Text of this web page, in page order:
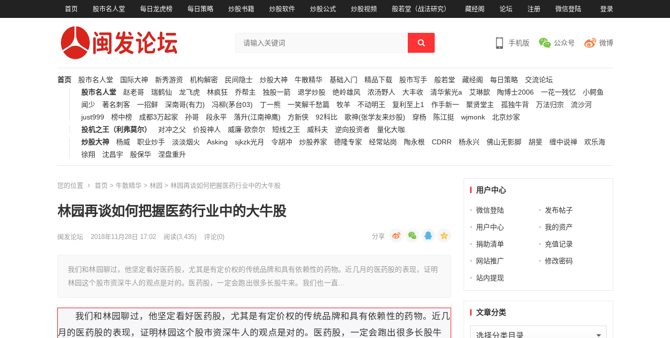
首页 股市名人堂 每日龙虎榜 每日策略 炒股书籍 炒股软件 炒股公式 炒股视频 般若堂（战法研究） 藏经阁 论坛 注册 微信登陆 登录
手机版 公众号 微博
首页 股市名人堂 国际大神 新秀游资 机构解密 民间隐士 炒股大神 牛散精华 基础入门 精品下载 股市写手 般若堂 藏经阁 每日策略
交流论坛
股市名人堂
赵老哥 瑞鹤仙 龙飞虎 林疯狂 乔帮主 独股一箭 退学炒股 绝岭雄风 浓汤野人 大丰收 清华紫光a 艾琳歆 陶博士2006 一花一残忆
小鳄鱼
闻少
著名刺客 一招鲜 深南哥(有力) 冯柳(茅台03) 丁一熊 一笑解千愁篇 牧羊 不动明王 复利至上1 作手新一 聚贤堂主 孤独牛背 万法归宗
流沙河
just999
榜中榜 成都3万起家 孙哥 段永平 落升(江南神鹰) 方新侠 92科比 歌神(张学友来炒股) 穿杨 陈江挺 wjmonk
北京炒家
投机之王（利弗莫尔）
对冲之父 价投神人 威廉·欧奈尔 短线之王 威科夫 逆向投资者
量化大咖
炒股大神
杨威 职业炒手 淡淡烟火 Asking sjkzk光月 令胡冲 炒股养家 德隆专家 经常站岗 陶永根 CDRR 杨永兴 佛山无影脚 胡斐 缠中说禅
欢乐海
徐翔
沈昌宇 殷保华 涅盘重升
您的位置 首页 > 牛散精华> 林园 > 林园再谈如何把握医药行业中的大牛股
林园再谈如何把握医药行业中的大牛股
闽发论坛 2018年11月28日 17:02 阅读(3,435) 评论(0)
我们和林园聊过，他坚定看好医药股，尤其是有定价权的传统品牌和具有依赖性的药物。近几月的医药股的表现，证明
林园这个股市资深牛人的观点是对的。医药股，一定会跑出很多长股牛来。我们也一直…
我们和林园聊过，他坚定看好医药股，尤其是有定价权的传统品牌和具有依赖性的药物。近几
月的医药股的表现，证明林园这个股市资深牛人的观点是对的。医药股，一定会跑出很多长股牛
用户中心
微信登陆 发布帖子
用户中心 我的资产
捐助清单 充值记录
网站推广 修改密码
站内提现
文章分类
文